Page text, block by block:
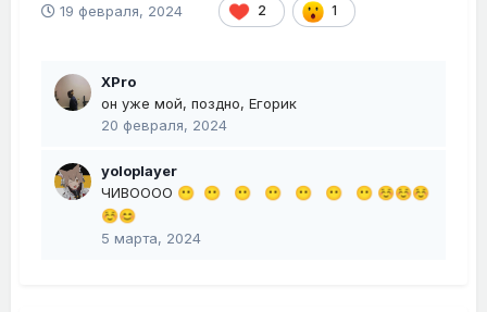
19 февраля, 2024 2 1
XPro
он уже мой, поздно, Егорик
20 февраля, 2024
yoloplayer
ЧИВОООО 😶 😶 😶 😶 😶 😶 😶 ☺️☺️☺️
☺️😊
5 марта, 2024